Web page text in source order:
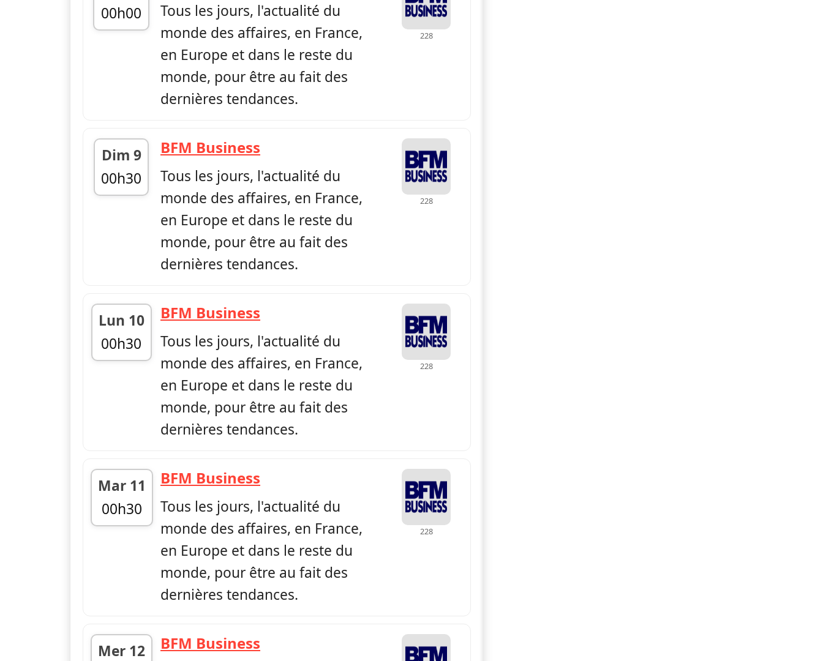
00h00
fin 06h00
Tous les jours, l'actualité du
monde des affaires, en France,
en Europe et dans le reste du
monde, pour être au fait des
dernières tendances.
228
Dim 9
00h30
fin 06h00
BFM Business
Tous les jours, l'actualité du
monde des affaires, en France,
en Europe et dans le reste du
monde, pour être au fait des
dernières tendances.
228
Lun 10
00h30
fin 06h00
BFM Business
Tous les jours, l'actualité du
monde des affaires, en France,
en Europe et dans le reste du
monde, pour être au fait des
dernières tendances.
228
Mar 11
00h30
fin 06h00
BFM Business
Tous les jours, l'actualité du
monde des affaires, en France,
en Europe et dans le reste du
monde, pour être au fait des
dernières tendances.
228
Mer 12
BFM Business